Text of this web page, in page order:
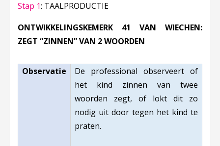
Stap 1: TAALPRODUCTIE
ONTWIKKELINGSKEMERK 41 VAN WIECHEN:
ZEGT “ZINNEN” VAN 2 WOORDEN
Observatie
De professional observeert of
het kind zinnen van twee
woorden zegt, of lokt dit zo
nodig uit door tegen het kind te
praten.